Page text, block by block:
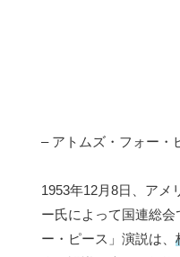
– アトムズ・フォー・
1953年12月8日、アメ
ー氏によって国連総
ー・ピース」演説は、